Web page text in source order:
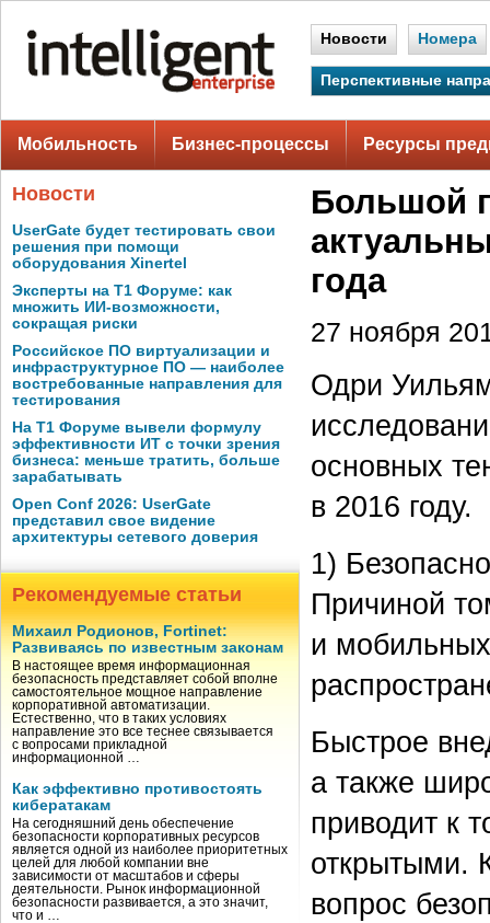
Новости Номера
Перспективные
Мобильность Бизнес-процессы Ресурсы
Новости
UserGate будет тестировать свои
решения при помощи
оборудования Xinertel
Эксперты на Т1 Форуме: как
множить ИИ-возможности,
сокращая риски
Российское ПО виртуализации и
инфраструктурное ПО — наиболее
востребованные направления для
тестирования
На Т1 Форуме вывели формулу
эффективности ИТ с точки зрения
бизнеса: меньше тратить, больше
зарабатывать
Open Conf 2026: UserGate
представил свое видение
архитектуры сетевого доверия
Рекомендуемые статьи
Михаил Родионов, Fortinet:
Развиваясь по известным законам
В настоящее время информационная
безопасность представляет собой вполне
самостоятельное мощное направление
корпоративной автоматизации.
Естественно, что в таких условиях
направление это все теснее связывается
с вопросами прикладной
информационной …
Как эффективно противостоять
кибератакам
На сегодняшний день обеспечение
безопасности корпоративных ресурсов
является одной из наиболее приоритетных
целей для любой компании вне
зависимости от масштабов и сферы
деятельности. Рынок информационной
безопасности развивается, а это значит,
что и …
Большой
года
27 ноября
Одри
основных
в 2016 году.
1)
Причиной
и
Быстрое
а также
приводит к
открытыми.
вопрос